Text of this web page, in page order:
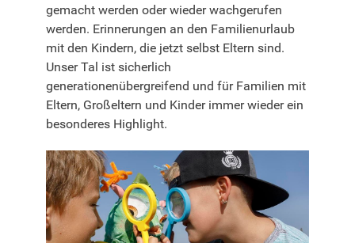
gemacht werden oder wieder wachgerufen
werden. Erinnerungen an den Familienurlaub
mit den Kindern, die jetzt selbst Eltern sind.
Unser Tal ist sicherlich
generationenübergreifend und für Familien mit
Eltern, Großeltern und Kinder immer wieder ein
besonderes Highlight.